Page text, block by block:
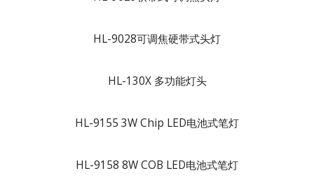
HL-9028可调焦硬带式头灯
HL-130X 多功能灯头
HL-9155 3W Chip LED电池式笔灯
HL-9158 8W COB LED电池式笔灯